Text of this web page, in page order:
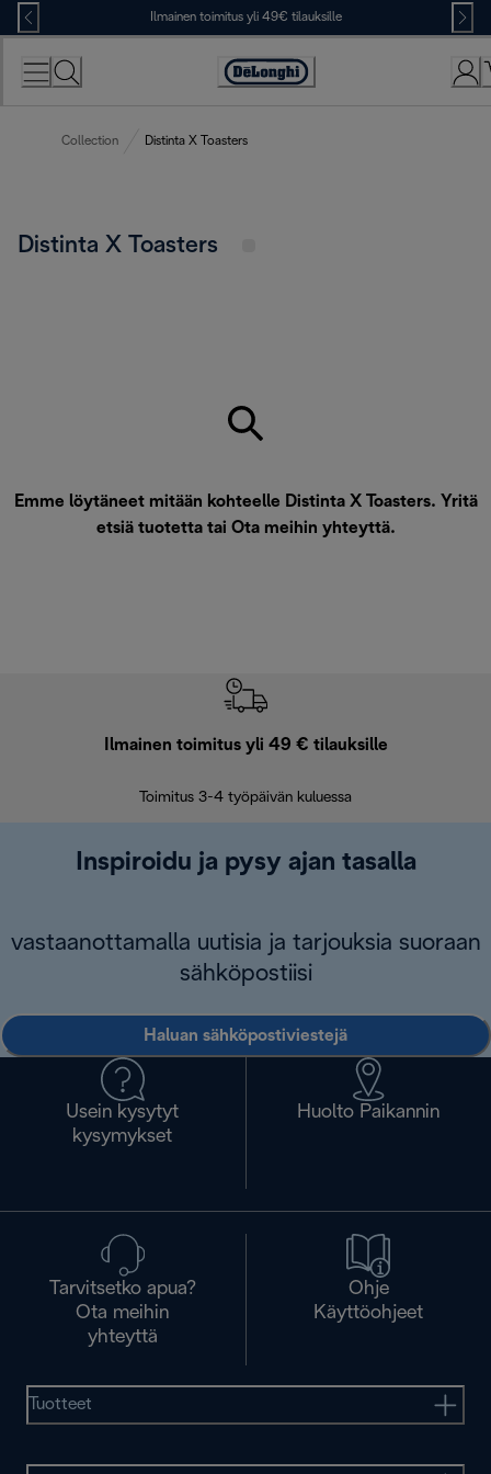
Skip
to
Content
Ilmainen toimitus yli 49€ tilauksille
Accessibility
Collection Distinta X Toasters
Distinta X Toasters
Emme löytäneet mitään kohteelle Distinta X Toasters. Yritä
etsiä tuotetta tai Ota meihin yhteyttä.
Ilmainen toimitus yli 49 € tilauksille
Toimitus 3-4 työpäivän kuluessa
Inspiroidu ja pysy ajan tasalla
vastaanottamalla uutisia ja tarjouksia suoraan
sähköpostiisi
Haluan sähköpostiviestejä
Usein kysytyt
kysymykset
Huolto Paikannin
Tarvitsetko apua?
Ota meihin
yhteyttä
Ohje
Käyttöohjeet
Tuotteet